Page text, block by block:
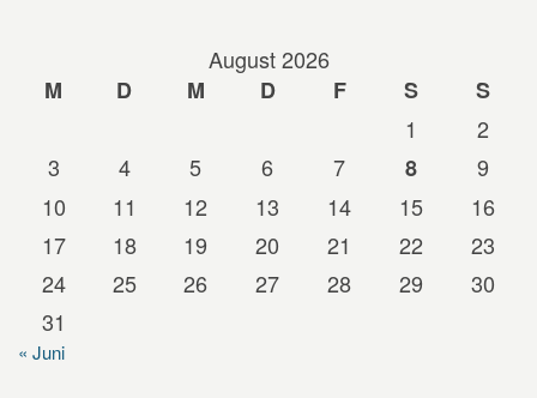
August 2026
M
D M D F S
S
1
2
3
4 5 6 7 8
9
10
11 12 13 14 15
16
17
18 19 20 21 22
23
24
25 26 27 28 29
30
31
« Juni